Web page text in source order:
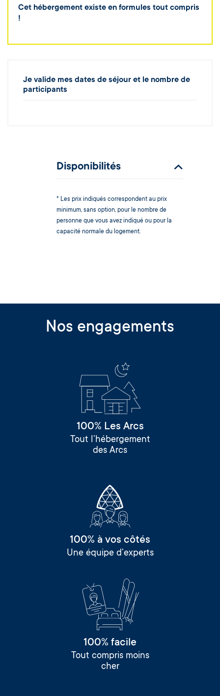
Cet hébergement existe en formules tout compris
!
Je valide mes dates de séjour et le nombre de
participants
Disponibilités
* Les prix indiqués correspondent au prix
minimum, sans option, pour le nombre de
personne que vous avez indiqué ou pour la
capacité normale du logement.
Nos engagements
100% Les Arcs
Tout l’hébergement
des Arcs
100% à vos côtés
Une équipe d’experts
100% facile
Tout compris moins
cher